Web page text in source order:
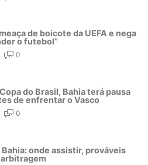
de boicote da UEFA e nega
o futebol”
0
do Brasil, Bahia terá pausa
de enfrentar o Vasco
0
onde assistir, prováveis